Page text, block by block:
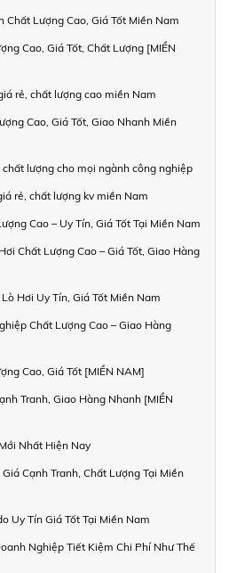
Chất Lượng Cao, Giá Tốt Miền Nam
Cao, Giá Tốt, Chất Lượng [MIỀN
rẻ, chất lượng cao miền Nam
Cao, Giá Tốt, Giao Nhanh Miền
lượng cho mọi ngành công nghiệp
rẻ, chất lượng kv miền Nam
Cao – Uy Tín, Giá Tốt Tại Miền Nam
Chất Lượng Cao – Giá Tốt, Giao Hàng
Hơi Uy Tín, Giá Tốt Miền Nam
Chất Lượng Cao – Giao Hàng
Cao, Giá Tốt [MIỀN NAM]
Tranh, Giao Hàng Nhanh [MIỀN
Nhất Hiện Nay
Cạnh Tranh, Chất Lượng Tại Miền
Uy Tín Giá Tốt Tại Miền Nam
Nghiệp Tiết Kiệm Chi Phí Như Thế